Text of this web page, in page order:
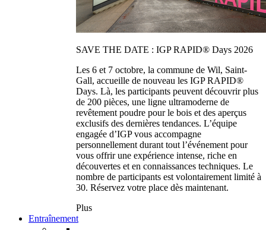
SAVE THE DATE : IGP RAPID® Days 2026
Les 6 et 7 octobre, la commune de Wil, Saint-
Gall, accueille de nouveau les IGP RAPID®
Days. Là, les participants peuvent découvrir plus
de 200 pièces, une ligne ultramoderne de
revêtement poudre pour le bois et des aperçus
exclusifs des dernières tendances. L’équipe
engagée d’IGP vous accompagne
personnellement durant tout l’événement pour
vous offrir une expérience intense, riche en
découvertes et en connaissances techniques. Le
nombre de participants est volontairement limité à
30. Réservez votre place dès maintenant.
Plus
Entraînement